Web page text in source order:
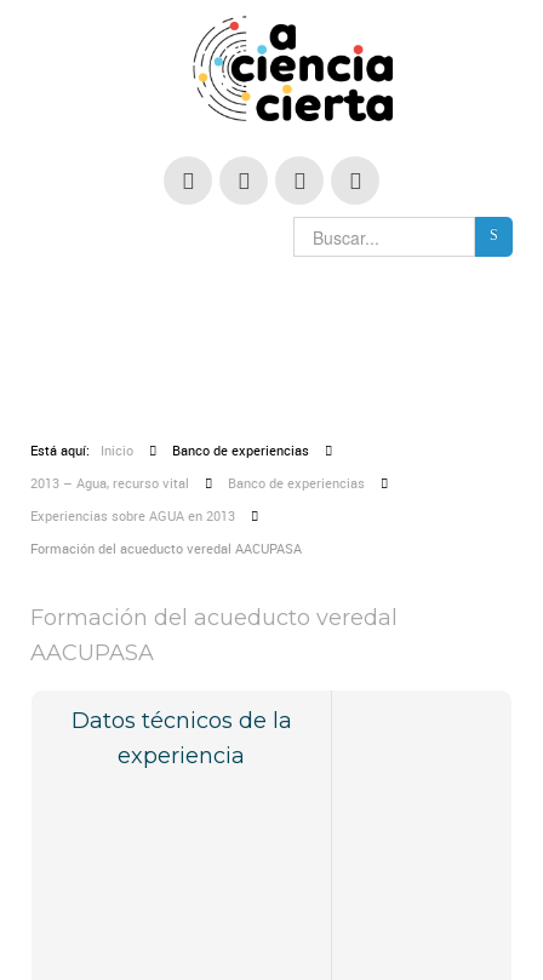
Está aquí: Inicio
Banco de experiencias
2013 – Agua, recurso vital
Banco de experiencias
Experiencias sobre AGUA en 2013
Formación del acueducto veredal AACUPASA
Formación del acueducto veredal
AACUPASA
Datos técnicos de la
experiencia